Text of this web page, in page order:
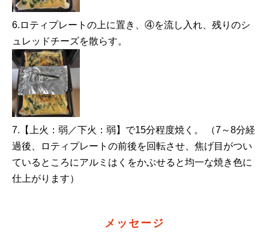
6.ロティプレートの上に置き、④を流し入れ、残りのシ
ュレッドチーズを散らす。
7.【上火：弱／下火：弱】で15分程度焼く。 （7～8分経
過後、ロティプレートの前後を回転させ、焦げ目がつい
ているところにアルミはくをかぶせると均一な焼き色に
仕上がります）
メッセージ